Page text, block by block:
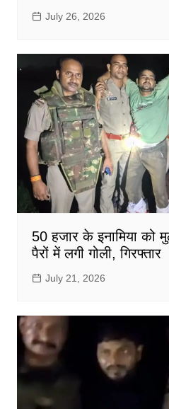
July 26, 2026
50 हजार के इनामिया को
पैरों में लगी गोली, गिरफ्तार
July 21, 2026